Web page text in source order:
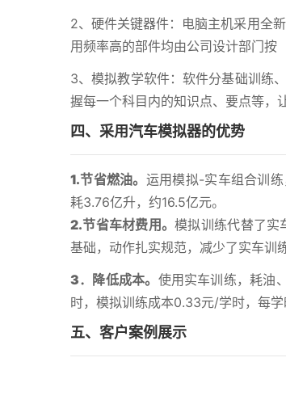
2、硬件关键器件：电脑主机采用全
用频率高的部件均由公司设计部门按
3、模拟教学软件：软件分基础训练
握每一个科目内的知识点、要点等，
四、采用汽车模拟器的优势
1.节省燃油。 运用模拟-实车组合训
耗3.76亿升，约16.5亿元。
2.节省车材费用。模拟训练代替了实
基础，动作扎实规范，减少了实车训
3．降低成本。 使用实车训练，耗油
时，模拟训练成本0.33元/学时，每学
五、客户案例展示